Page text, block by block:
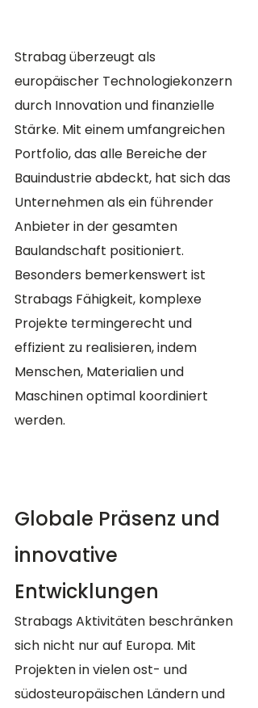
Strabag überzeugt als
europäischer Technologiekonzern
durch Innovation und finanzielle
Stärke. Mit einem umfangreichen
Portfolio, das alle Bereiche der
Bauindustrie abdeckt, hat sich das
Unternehmen als ein führender
Anbieter in der gesamten
Baulandschaft positioniert.
Besonders bemerkenswert ist
Strabags Fähigkeit, komplexe
Projekte termingerecht und
effizient zu realisieren, indem
Menschen, Materialien und
Maschinen optimal koordiniert
werden​​.
Globale Präsenz und
innovative
Entwicklungen
Strabags Aktivitäten beschränken
sich nicht nur auf Europa. Mit
Projekten in vielen ost- und
südosteuropäischen Ländern und